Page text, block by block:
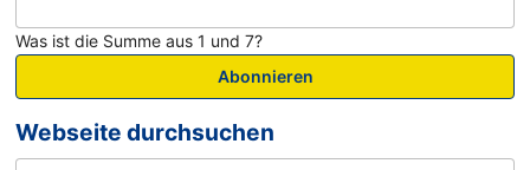
Was ist die Summe aus 1 und 7?
Abonnieren
Webseite durchsuchen